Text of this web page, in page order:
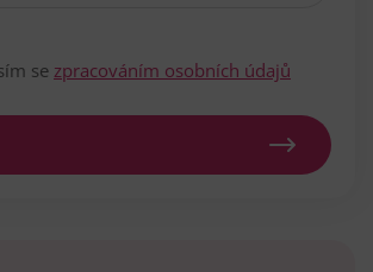
se zpracováním osobních údajů